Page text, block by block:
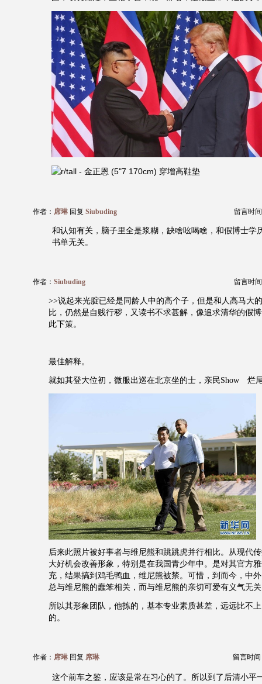
作者： 席琳 回复 Siubuding 留言时
和认知有关，脑子里全是浆糊，缺啥吆喝啥，和假博士学
书单无关。
作者： Siubuding 留言时
>>说起来光腚已经是同龄人中的高个子，但是和人高马大
比，仍然是自贱行秽，又读书不求甚解，像追求清华的假
此下策。
最佳解释。
就如其登大位初，微服出巡在北京坐的士，亲民Show 烂
后来此照片被好事者与维尼熊和跳跳虎并行相比。从现代
大好机会改善形象，特别是在我国青少年中。是对其官方
充，结果搞到鸡毛鸭血，维尼熊被禁。可惜，到而今，中
总与维尼熊的蠢笨相关，而与维尼熊的亲切可爱有义气无
所以其形象团队，他拣的，基本专业素质甚差，远远比不
的。
作者： 席琳 回复 席琳 留言时间
这个前车之鉴，应该是常在习心的了。所以到了后清小平